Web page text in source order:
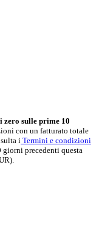
zero sulle prime 10
con un fatturato totale
i Termini e condizioni
giorni precedenti questa